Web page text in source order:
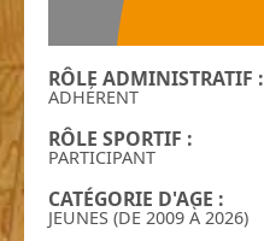
RÔLE ADMINISTRATIF :
ADHÉRENT
RÔLE SPORTIF :
PARTICIPANT
CATÉGORIE D'AGE :
JEUNES (DE 2009 À 2026)